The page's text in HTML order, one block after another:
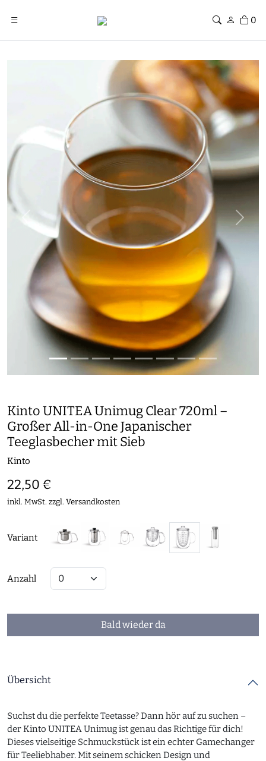
0
Previous Next
Kinto UNITEA Unimug Clear 720ml –
Großer All-in-One Japanischer
Teeglasbecher mit Sieb
Kinto
22,50 €
inkl. MwSt. zzgl. Versandkosten
Variant
Anzahl
Bald wieder da
Übersicht
Suchst du die perfekte Teetasse? Dann hör auf zu suchen –
der Kinto UNITEA Unimug ist genau das Richtige für dich!
Dieses vielseitige Schmuckstück ist ein echter Gamechanger
für Teeliebhaber. Mit seinem schicken Design und